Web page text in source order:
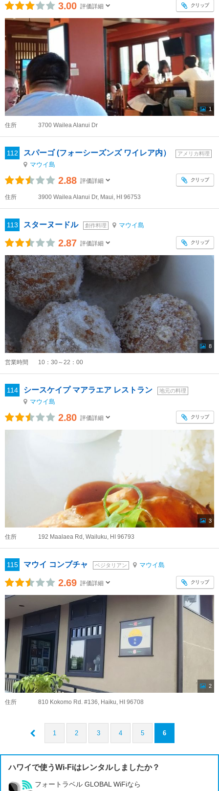
3.00 評価詳細 クリップ
1
住所 3700 Wailea Alanui Dr
112 スパーゴ (フォーシーズンズ ワイレア内） アメリカ料理
マウイ島
2.88 評価詳細 クリップ
住所 3900 Wailea Alanui Dr, Maui, HI 96753
113 スターヌードル 創作料理 マウイ島
2.87 評価詳細 クリップ
8
営業時間 10：30～22：00
114 シースケイプ マアラエア レストラン 地元の料理
マウイ島
2.80 評価詳細 クリップ
3
住所 192 Maalaea Rd, Wailuku, HI 96793
115 マウイ コンブチャ ベジタリアン マウイ島
2.69 評価詳細 クリップ
2
住所 810 Kokomo Rd. #136, Haiku, HI 96708
1 2 3 4 5 6
ハワイで使うWi-Fiはレンタルしましたか？
フォートラベル GLOBAL WiFiなら